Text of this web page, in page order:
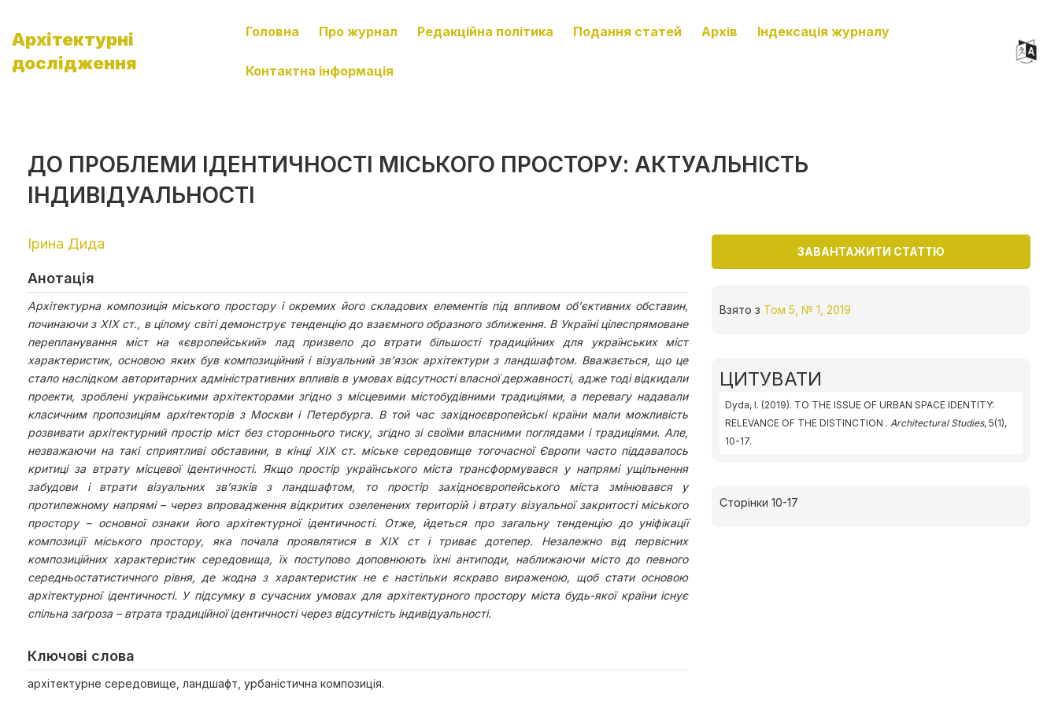
Архітектурні
дослідження
Головна Про журнал Редакційна політика Подання статей Архів Індексація журналу
Контактна інформація
ДО ПРОБЛЕМИ ІДЕНТИЧНОСТІ МІСЬКОГО ПРОСТОРУ: АКТУАЛЬНІСТЬ
ІНДИВІДУАЛЬНОСТІ
Ірина Дида
Анотація
Архітектурна композиція міського простору і окремих його складових елементів під впливом об’єктивних обставин,
починаючи з ХІХ ст., в цілому світі демонструє тенденцію до взаємного образного зближення. В Україні цілеспрямоване
перепланування міст на «європейський» лад призвело до втрати більшості традиційних для українських міст
характеристик, основою яких був композиційний і візуальний зв’язок архітектури з ландшафтом. Вважається, що це
стало наслідком авторитарних адміністративних впливів в умовах відсутності власної державності, адже тоді відкидали
проекти, зроблені українськими архітекторами згідно з місцевими містобудівними традиціями, а перевагу надавали
класичним пропозиціям архітекторів з Москви і Петербурга. В той час західноєвропейські країни мали можливість
розвивати архітектурний простір міст без стороннього тиску, згідно зі своїми власними поглядами і традиціями. Але,
незважаючи на такі сприятливі обставини, в кінці ХІХ ст. міське середовище тогочасної Європи часто піддавалось
критиці за втрату місцевої ідентичності. Якщо простір українського міста трансформувався у напрямі ущільнення
забудови і втрати візуальних зв’язків з ландшафтом, то простір західноєвропейського міста змінювався у
протилежному напрямі – через впровадження відкритих озеленених територій і втрату візуальної закритості міського
простору – основної ознаки його архітектурної ідентичності. Отже, йдеться про загальну тенденцію до уніфікації
композиції міського простору, яка почала проявлятися в ХІХ ст і триває дотепер. Незалежно від первісних
композиційних характеристик середовища, їх поступово доповнюють їхні антиподи, наближаючи місто до певного
середньостатистичного рівня, де жодна з характеристик не є настільки яскраво вираженою, щоб стати основою
архітектурної ідентичності. У підсумку в сучасних умовах для архітектурного простору міста будь-якої країни існує
спільна загроза – втрата традиційної ідентичності через відсутність індивідуальності.
Ключові слова
архітектурне середовище, ландшафт, урбаністична композиція.
ЗАВАНТАЖИТИ СТАТТЮ
Взято з Том 5, № 1, 2019
ЦИТУВАТИ
Dyda, I. (2019). TO THE ISSUE OF URBAN SPACE IDENTITY:
RELEVANCE OF THE DISTINCTION .Architectural Studies, 5(1),
10-17.
Сторінки 10-17